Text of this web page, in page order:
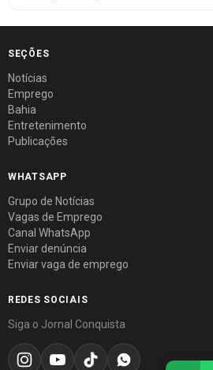
SEÇÕES
Notícias
Emprego
Bahia
Entretenimento
Publicações
WHATSAPP
Grupo de Notícias
Vagas de Emprego
Canal WhatsApp
Enviar denúncia
Enviar vaga de emprego
REDES SOCIAIS
Siga o Jornal Conquista